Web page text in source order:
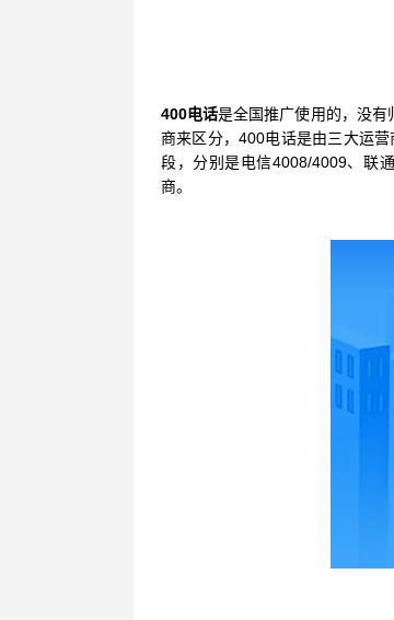
400电话是全国推广使用的，没有
商来区分，400电话是由三大运
段，分别是电信4008/4009、联
商。